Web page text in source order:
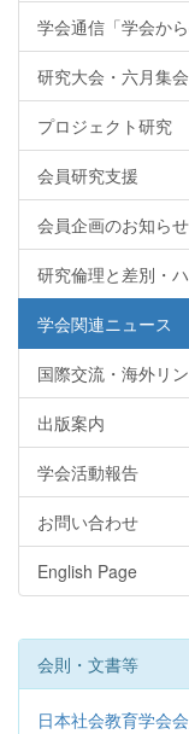
学会通信「学会か
研究大会・六月集会
プロジェクト研究
会員研究支援
会員企画のお知らせ
研究倫理と差別・
学会関連ニュース
国際交流・海外リ
出版案内
学会活動報告
お問い合わせ
English Page
会則・文書等
日本社会教育学会